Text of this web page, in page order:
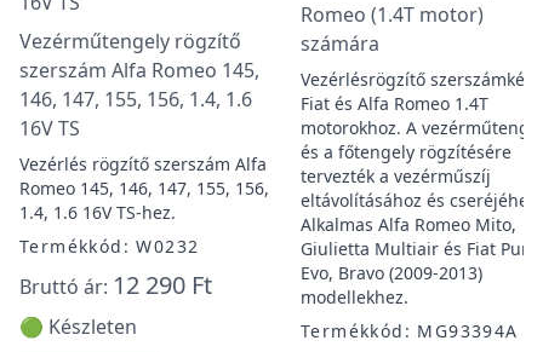
Vezérműtengely rögzítő
szerszám Alfa Romeo 145,
146, 147, 155, 156, 1.4, 1.6
16V TS
Vezérlés rögzítő szerszám Alfa
Romeo 145, 146, 147, 155, 156,
1.4, 1.6 16V TS-hez.
Termékkód: W0232
Bruttó ár: 12 290 Ft
🟢 Készleten
Romeo (1.4T motor)
számára
Vezérlésrögzítő
Fiat és Alfa Romeo 1.4T
motorokhoz. A
és a főtengely rögzítésére
tervezték a vezérműszíj
eltávolításához és cseréjéhez.
Alkalmas Alfa Romeo Mito,
Giulietta Multiair és Fiat
Evo, Bravo (2009-2013)
modellekhez.
Termékkód: MG93394A